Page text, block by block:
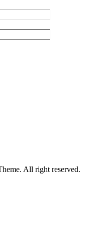
All right reserved.